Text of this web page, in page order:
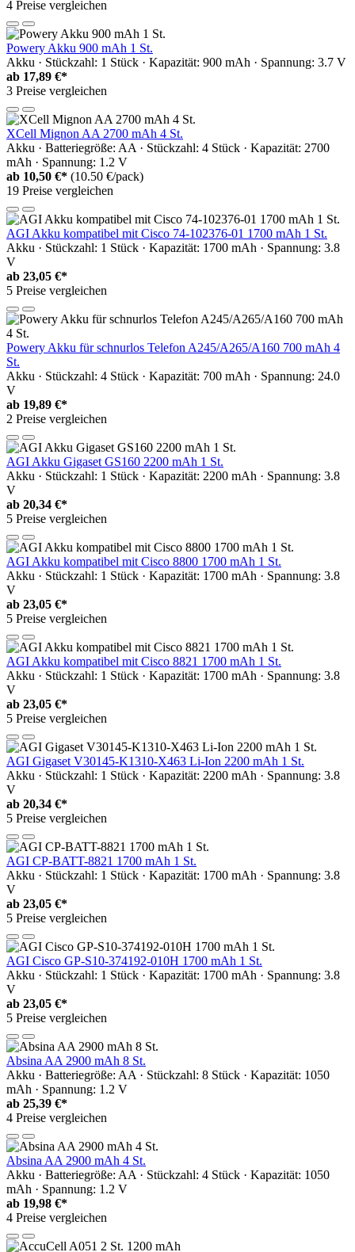
4 Preise vergleichen
Powery Akku 900 mAh 1 St.
Akku · Stückzahl: 1 Stück · Kapazität: 900 mAh · Spannung: 3.7 V
ab 17,89 €*
3 Preise vergleichen
XCell Mignon AA 2700 mAh 4 St.
Akku · Batteriegröße: AA · Stückzahl: 4 Stück · Kapazität: 2700
mAh · Spannung: 1.2 V
ab 10,50 €* (10.50 €/pack)
19 Preise vergleichen
AGI Akku kompatibel mit Cisco 74-102376-01 1700 mAh 1 St.
Akku · Stückzahl: 1 Stück · Kapazität: 1700 mAh · Spannung: 3.8
V
ab 23,05 €*
5 Preise vergleichen
Powery Akku für schnurlos Telefon A245/A265/A160 700 mAh 4
St.
Akku · Stückzahl: 4 Stück · Kapazität: 700 mAh · Spannung: 24.0
V
ab 19,89 €*
2 Preise vergleichen
AGI Akku Gigaset GS160 2200 mAh 1 St.
Akku · Stückzahl: 1 Stück · Kapazität: 2200 mAh · Spannung: 3.8
V
ab 20,34 €*
5 Preise vergleichen
AGI Akku kompatibel mit Cisco 8800 1700 mAh 1 St.
Akku · Stückzahl: 1 Stück · Kapazität: 1700 mAh · Spannung: 3.8
V
ab 23,05 €*
5 Preise vergleichen
AGI Akku kompatibel mit Cisco 8821 1700 mAh 1 St.
Akku · Stückzahl: 1 Stück · Kapazität: 1700 mAh · Spannung: 3.8
V
ab 23,05 €*
5 Preise vergleichen
AGI Gigaset V30145-K1310-X463 Li-Ion 2200 mAh 1 St.
Akku · Stückzahl: 1 Stück · Kapazität: 2200 mAh · Spannung: 3.8
V
ab 20,34 €*
5 Preise vergleichen
AGI CP-BATT-8821 1700 mAh 1 St.
Akku · Stückzahl: 1 Stück · Kapazität: 1700 mAh · Spannung: 3.8
V
ab 23,05 €*
5 Preise vergleichen
AGI Cisco GP-S10-374192-010H 1700 mAh 1 St.
Akku · Stückzahl: 1 Stück · Kapazität: 1700 mAh · Spannung: 3.8
V
ab 23,05 €*
5 Preise vergleichen
Absina AA 2900 mAh 8 St.
Akku · Batteriegröße: AA · Stückzahl: 8 Stück · Kapazität: 1050
mAh · Spannung: 1.2 V
ab 25,39 €*
4 Preise vergleichen
Absina AA 2900 mAh 4 St.
Akku · Batteriegröße: AA · Stückzahl: 4 Stück · Kapazität: 1050
mAh · Spannung: 1.2 V
ab 19,98 €*
4 Preise vergleichen